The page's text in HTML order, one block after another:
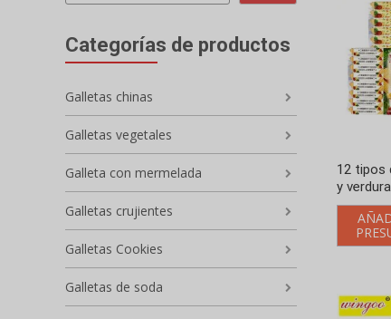
12 tipos
y
Categorías de productos
Galletas chinas
Galletas vegetales
Galleta con mermelada
Galletas crujientes
Galletas Cookies
Galletas de soda